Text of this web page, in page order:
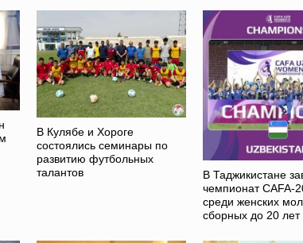
В Кулябе и Хороге
состоялись семинары по
развитию футбольных
талантов
В Таджикистане
чемпионат CAFA-
среди женских
сборных до 20 лет